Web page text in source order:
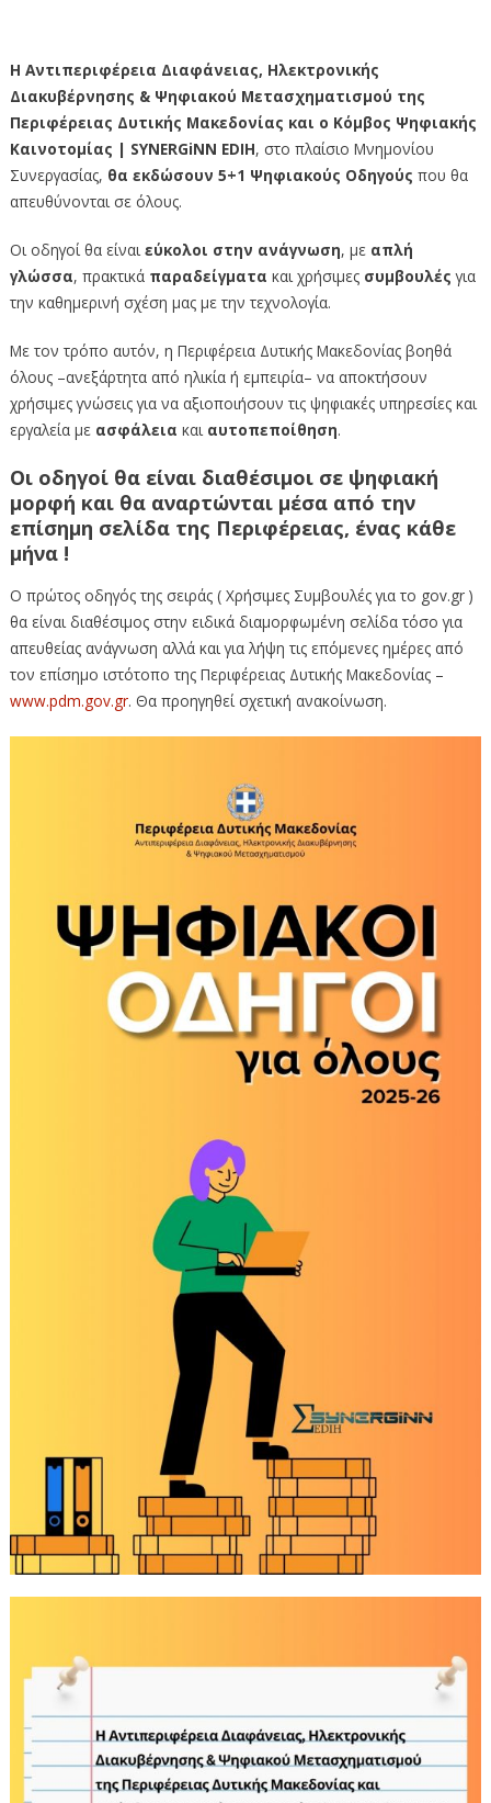
Η Αντιπεριφέρεια Διαφάνειας, Ηλεκτρονικής
Διακυβέρνησης & Ψηφιακού Μετασχηματισμού της
Περιφέρειας Δυτικής Μακεδονίας και ο Κόμβος Ψηφιακής
Καινοτομίας | SYNERGiNN EDIH, στο πλαίσιο Μνημονίου
Συνεργασίας, θα εκδώσουν 5+1 Ψηφιακούς Οδηγούς που θα
απευθύνονται σε όλους.
Οι οδηγοί θα είναι εύκολοι στην ανάγνωση, με απλή
γλώσσα, πρακτικά παραδείγματα και χρήσιμες συμβουλές για
την καθημερινή σχέση μας με την τεχνολογία.
Με τον τρόπο αυτόν, η Περιφέρεια Δυτικής Μακεδονίας βοηθά
όλους –ανεξάρτητα από ηλικία ή εμπειρία– να αποκτήσουν
χρήσιμες γνώσεις για να αξιοποιήσουν τις ψηφιακές υπηρεσίες και
εργαλεία με ασφάλεια και αυτοπεποίθηση.
Οι οδηγοί θα είναι διαθέσιμοι σε ψηφιακή
μορφή και θα αναρτώνται μέσα από την
επίσημη σελίδα της Περιφέρειας, ένας κάθε
μήνα !
Ο πρώτος οδηγός της σειράς ( Χρήσιμες Συμβουλές για το gov.gr )
θα είναι διαθέσιμος στην ειδικά διαμορφωμένη σελίδα τόσο για
απευθείας ανάγνωση αλλά και για λήψη τις επόμενες ημέρες από
τον επίσημο ιστότοπο της Περιφέρειας Δυτικής Μακεδονίας –
www.pdm.gov.gr. Θα προηγηθεί σχετική ανακοίνωση.